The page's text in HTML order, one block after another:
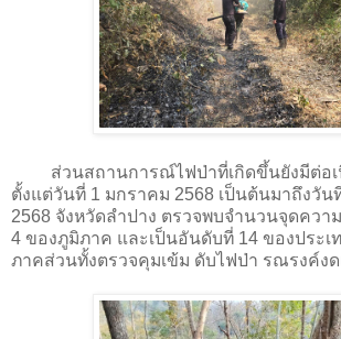
ส่วนสถานการณ์ไฟป่าที่เกิดขึ้นยังมีต่อ
ตั้งแต่วันที่ 1 มกราคม 2568 เป็นต้นมาถึงวัน
2568 จังหวัดลำปาง ตรวจพบจำนวนจุดคว
4 ของภูมิภาค และเป็นอันดับที่ 14 ของประ
ภาคส่วนทั้งตรวจคุมเข้ม ดับไฟป่า รณรงค์ง